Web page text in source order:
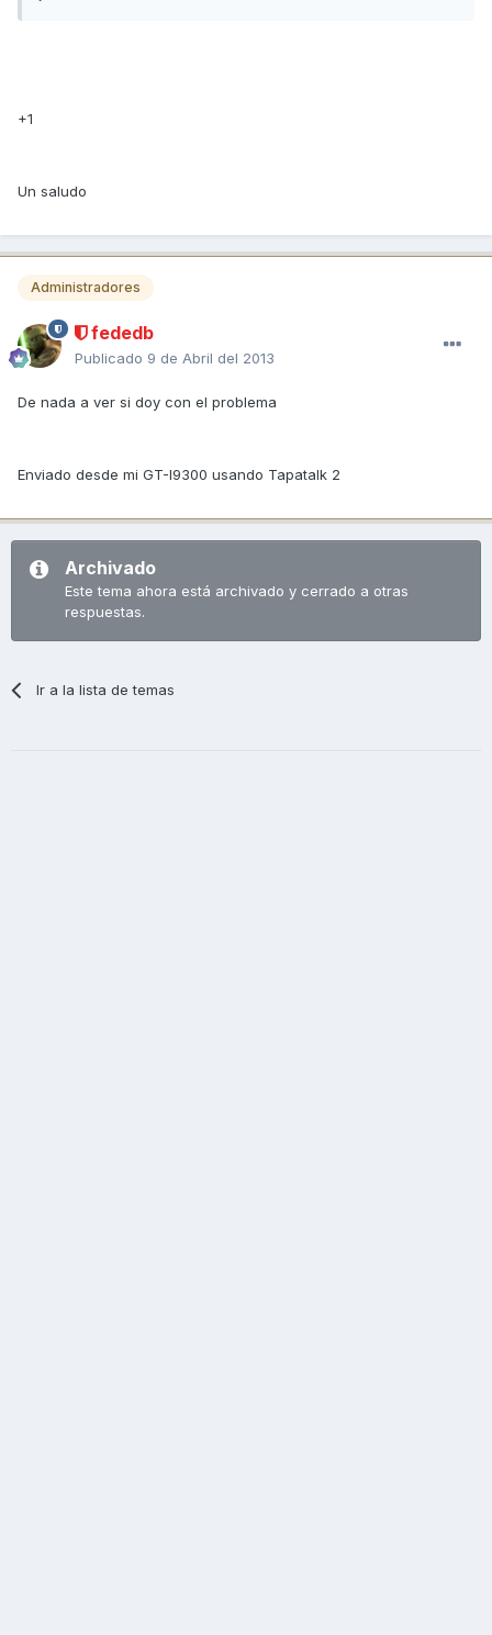
+1
Un saludo
Administradores
fededb
Publicado 9 de Abril del 2013
De nada a ver si doy con el problema
Enviado desde mi GT-I9300 usando Tapatalk 2
Archivado
Este tema ahora está archivado y cerrado a otras
respuestas.
Ir a la lista de temas